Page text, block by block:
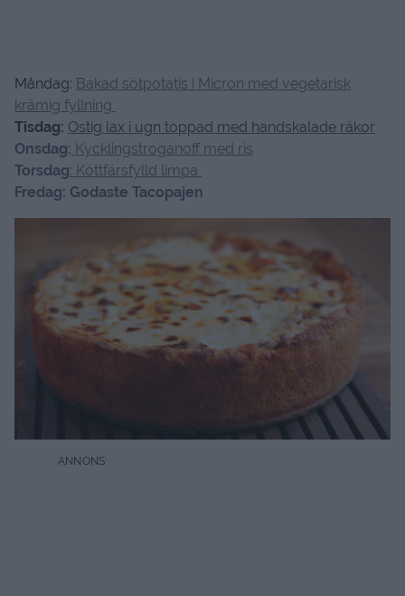
Måndag: Bakad sötpotatis i Micron med vegetarisk
krämig fyllning
Tisdag: Ostig lax i ugn toppad med handskalade räkor
Onsdag: Kycklingstroganoff med ris
Torsdag: Köttfärsfylld limpa
Fredag: Godaste Tacopajen